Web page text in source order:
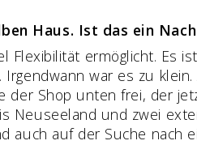
Haus. Ist das ein
ermöglicht. Es
war es zu
Shop unten frei, der
Neuseeland und zwei
auch auf der Suche nach